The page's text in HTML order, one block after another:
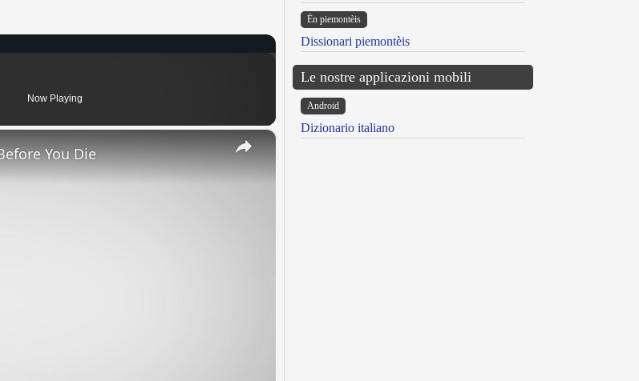
Now Playing
×
You Die
Ën piemontèis
Dissionari piemontèis
Le nostre applicazioni mobili
Android
Dizionario italiano